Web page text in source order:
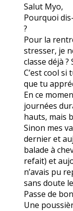
Salut Myo,
Pourquoi
?
Pour la
stresser, je
classe déjà ?
C’est cool
que tu
En ce
journées
hauts, mais
Sinon mes
dernier et
balade à
refait) et
n’avais pu
sans doute
Passe de
Une